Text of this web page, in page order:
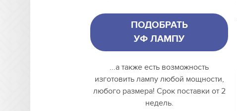
ПОДОБРАТЬ
УФ ЛАМПУ
...а также есть возможность
изготовить лампу любой мощности,
любого размера! Срок поставки от 2
недель.